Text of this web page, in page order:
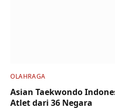
OLAHRAGA
Asian Taekwondo
Atlet dari 36 Negara